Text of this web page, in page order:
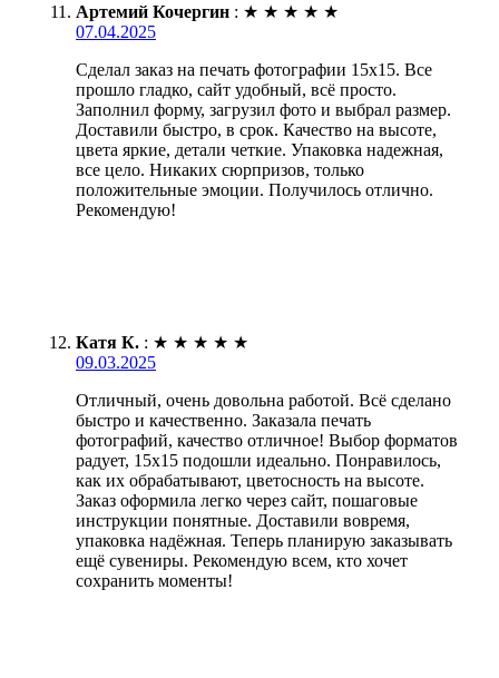
Артемий Кочергин : ★ ★ ★ ★ ★
07.04.2025
Сделал заказ на печать фотографии 15х15. Все
прошло гладко, сайт удобный, всё просто.
Заполнил форму, загрузил фото и выбрал размер.
Доставили быстро, в срок. Качество на высоте,
цвета яркие, детали четкие. Упаковка надежная,
все цело. Никаких сюрпризов, только
положительные эмоции. Получилось отлично.
Рекомендую!
Катя К. : ★ ★ ★ ★ ★
09.03.2025
Отличный, очень довольна работой. Всё сделано
быстро и качественно. Заказала печать
фотографий, качество отличное! Выбор форматов
радует, 15х15 подошли идеально. Понравилось,
как их обрабатывают, цветосность на высоте.
Заказ оформила легко через сайт, пошаговые
инструкции понятные. Доставили вовремя,
упаковка надёжная. Теперь планирую заказывать
ещё сувениры. Рекомендую всем, кто хочет
сохранить моменты!